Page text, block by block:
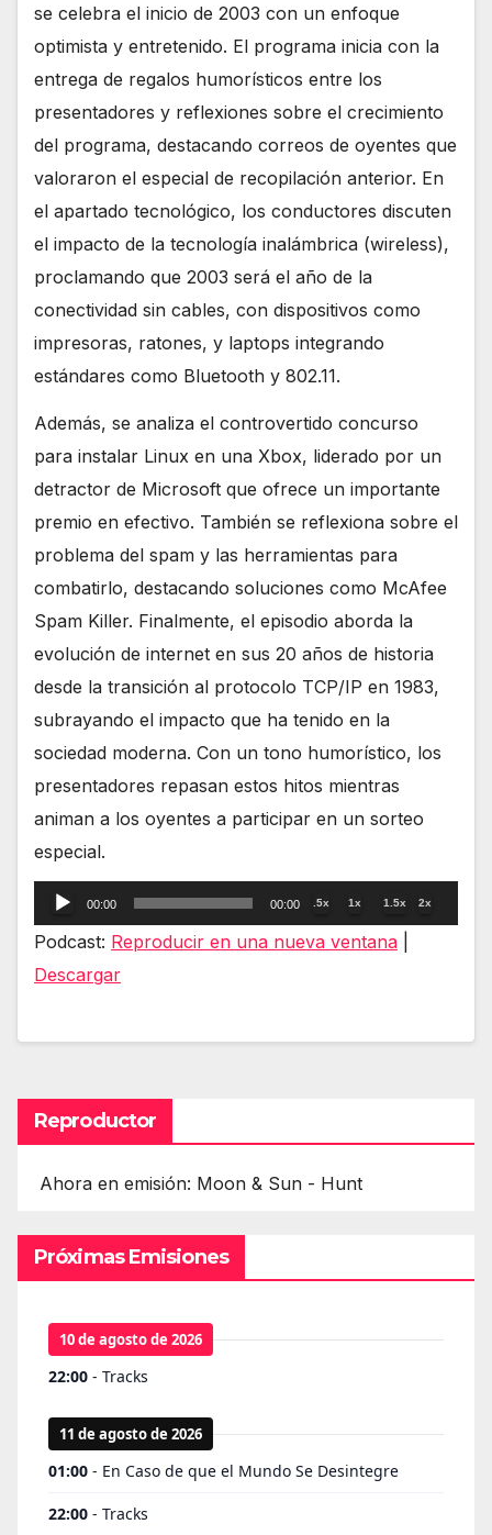
se celebra el inicio de 2003 con un enfoque
optimista y entretenido. El programa inicia con la
entrega de regalos humorísticos entre los
presentadores y reflexiones sobre el crecimiento
del programa, destacando correos de oyentes que
valoraron el especial de recopilación anterior. En
el apartado tecnológico, los conductores discuten
el impacto de la tecnología inalámbrica (wireless),
proclamando que 2003 será el año de la
conectividad sin cables, con dispositivos como
impresoras, ratones, y laptops integrando
estándares como Bluetooth y 802.11.
Además, se analiza el controvertido concurso
para instalar Linux en una Xbox, liderado por un
detractor de Microsoft que ofrece un importante
premio en efectivo. También se reflexiona sobre el
problema del spam y las herramientas para
combatirlo, destacando soluciones como McAfee
Spam Killer. Finalmente, el episodio aborda la
evolución de internet en sus 20 años de historia
desde la transición al protocolo TCP/IP en 1983,
subrayando el impacto que ha tenido en la
sociedad moderna. Con un tono humorístico, los
presentadores repasan estos hitos mientras
animan a los oyentes a participar en un sorteo
especial.
Reproductor
de
audio
00:00 00:00 .5x 1x 1.5x 2x
Podcast: Reproducir en una nueva ventana
Descargar
Reproductor
Ahora en emisión: Moon & Sun - Hunt
Próximas Emisiones